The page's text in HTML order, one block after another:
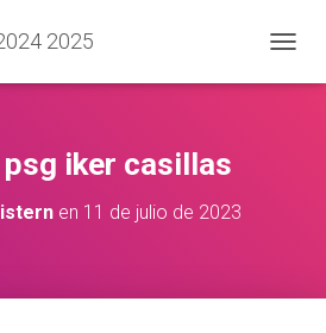
2025
A
iker casillas
isternen 11 de julio de 2023